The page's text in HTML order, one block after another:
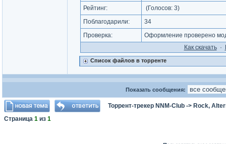
Рейтинг: (Голосов: 3)
Поблагодарили:
34
Проверка:
Оформление проверено
Как cкачать·
Список файлов в торренте
Показать сообщения:
Торрент-трекер NNM-Club -> Rock,
Страница 1 из 1